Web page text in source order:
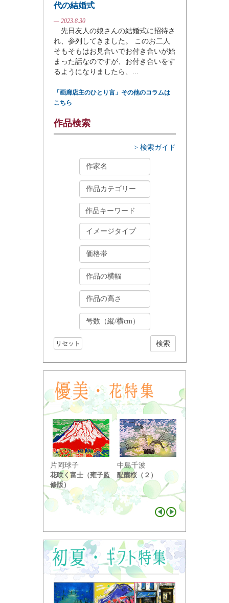
代の結婚式
— 2023.8.30
先日友人の娘さんの結婚式に招待さ
れ、参列してきました。 このお二人
そもそもはお見合いでお付き合いが始
まった話なのですが、お付き合いをす
るようになりましたら、...
「画廊店主のひとり言」その他のコラムは
こちら
作品検索
> 検索ガイド
リセット
片岡球子
花咲く富士（雍子監
修版）
中島千波
醍醐桜（２）
り ...